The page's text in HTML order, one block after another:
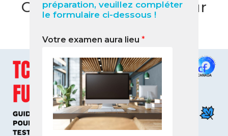
préparation, veuillez compléter
le formulaire ci-dessous !
Votre examen aura lieu *
Guide complet 2026 pour
NabilOn janvier 19, 2026